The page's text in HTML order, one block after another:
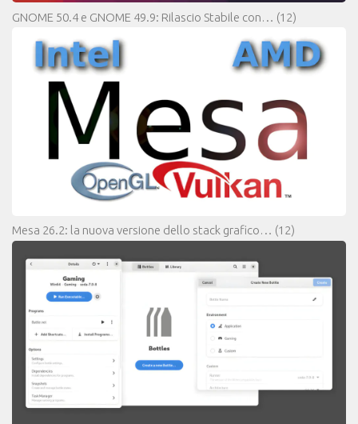
GNOME 50.4 e GNOME 49.9: Rilascio Stabile con… (12)
Mesa 26.2: la nuova versione dello stack grafico… (12)